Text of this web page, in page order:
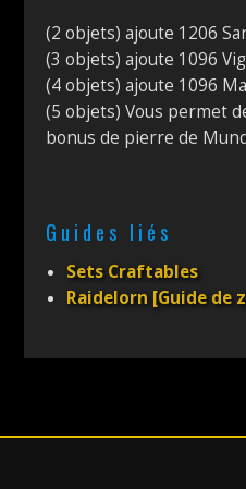
(2 objets) ajoute 1206
(3 objets) ajoute 1096
(4 objets) ajoute 1096
(5 objets) Vous permet
bonus de pierre de
Guides liés
Sets Craftables
Raidelorn [Guide de